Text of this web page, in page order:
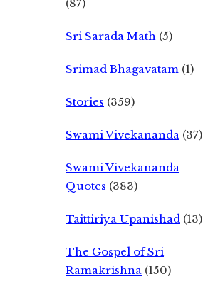
(87)
Sri Sarada Math (5)
Srimad Bhagavatam (1)
Stories (359)
Swami Vivekananda (37)
Swami Vivekananda
Quotes (383)
Taittiriya Upanishad (13)
The Gospel of Sri
Ramakrishna (150)